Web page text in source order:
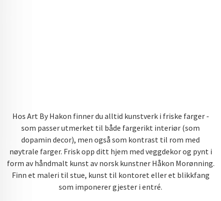
Hos Art By Hakon finner du alltid kunstverk i friske farger -
som passer utmerket til både fargerikt interiør (som
dopamin decor), men også som kontrast til rom med
nøytrale farger. Frisk opp ditt hjem med veggdekor og pynt i
form av håndmalt kunst av norsk kunstner Håkon Morønning.
Finn et maleri til stue, kunst til kontoret eller et blikkfang
som imponerer gjester i entré.